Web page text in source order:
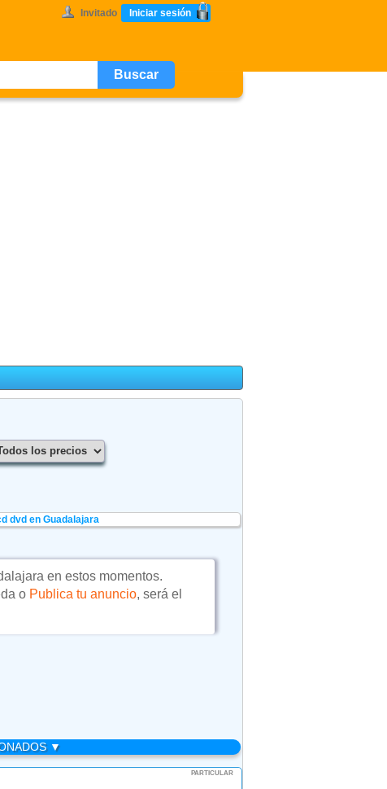
Invitado Iniciar sesión
dvd en Guadalajara
en estos momentos.
o Publica tu anuncio, será el
▼
PARTICULAR